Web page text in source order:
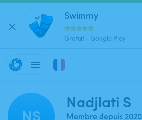
Swimmy
Gratuit - Google Play
NS
Nadjlati S
Membre depuis 2020